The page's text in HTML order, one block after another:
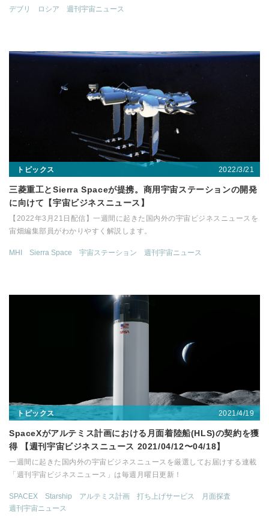
デブリ ロシア 週刊宇宙ニュース
トピックス 2022/3/21
三菱重工とSierra Spaceが提携。商用宇宙ステーションの開発
に向けて【宇宙ビジネスニュース】
【2022年3月21日配信】一週間に起きた国内外の宇宙ビジネスニュースを
宙畑編集部員がわかりやすく解説します。
MHI Sierra Space 宇宙ステーション 週刊宇宙ニュース
トピックス 2021/4/19
SpaceXがアルテミス計画における月面着陸船(HLS)の契約を獲
得 【週刊宇宙ビジネスニュース 2021/04/12〜04/18】
一週間に起きた国内外の宇宙ビジネスニュースを厳選してお届けする連載
「週刊宇宙ビジネスニュース」は毎週月曜日更新！
SPACEX Starship アルテミス計画 打ち上げサービス
月面探査
週刊宇宙ニュース